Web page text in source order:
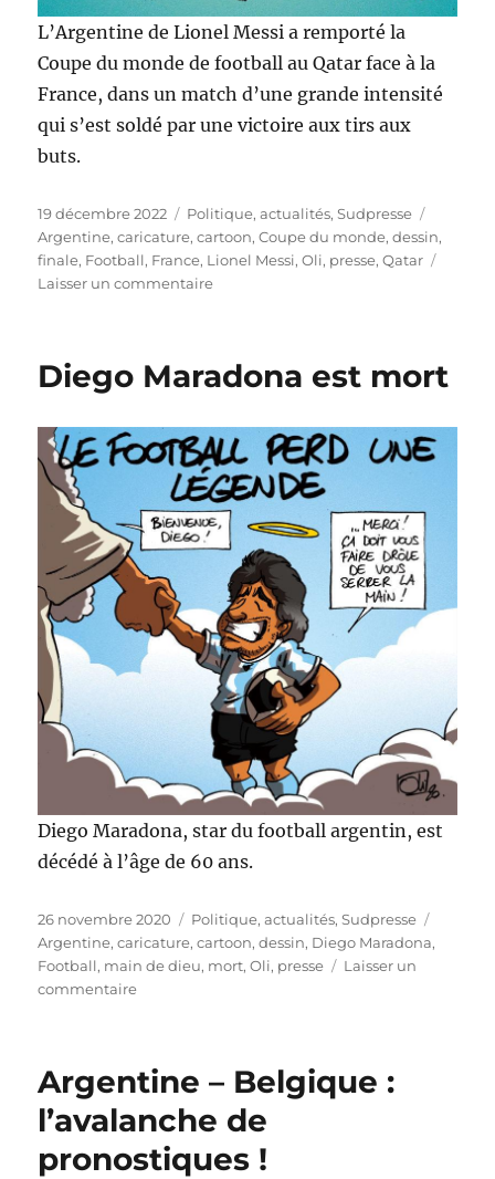
L’Argentine de Lionel Messi a remporté la
Coupe du monde de football au Qatar face à la
France, dans un match d’une grande intensité
qui s’est soldé par une victoire aux tirs aux
buts.
Publié
le
19 décembre 2022 Catégories
Politique, actualités,Sudpresse
Argentine,caricature,cartoon,Coupe du monde,dessin,
finale, Football, France, Lionel Messi,Oli, presse,Qatar
Laisser un commentairesur
remporte
du
monde
de
football
au
Qatar
Diego Maradona est mort
Diego Maradona, star du football argentin, est
décédé à l’âge de 60 ans.
Publié
le
26 novembre 2020 Catégories
Politique, actualités,Sudpresse
Argentine,caricature,cartoon,dessin, Diego Maradona,
Football, main de dieu, mort,Oli, presse
Laisser un
commentairesur
mort
Argentine – Belgique :
l’avalanche de
pronostiques !